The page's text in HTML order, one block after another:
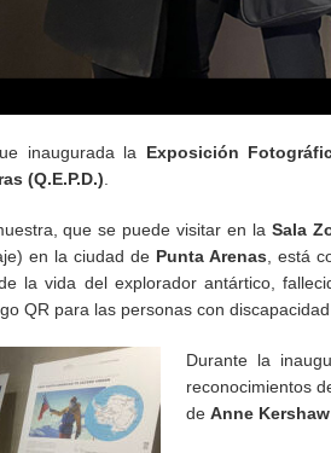
inaugurada la Exposición
(Q.E.P.D.).
que se puede visitar en la Sala
en la ciudad de Punta Arenas, está
la vida del explorador antártico,
QR para las personas con
Durante la
reconocimientos
de Anne Kershaw